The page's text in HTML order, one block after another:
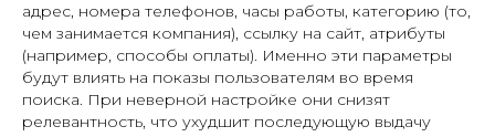
адрес, номера телефонов, часы работы, категорию (то,
чем занимается компания), ссылку на сайт, атрибуты
(например, способы оплаты). Именно эти параметры
будут влиять на показы пользователям во время
поиска. При неверной настройке они снизят
релевантность, что ухудшит последующую выдачу